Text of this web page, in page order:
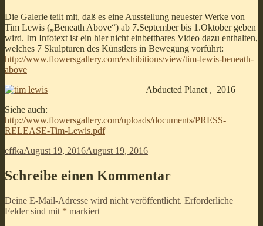
Die Galerie teilt mit, daß es eine Ausstellung neuester Werke von
Tim Lewis („Beneath Above“) ab 7.September bis 1.Oktober geben
wird. Im Infotext ist ein hier nicht einbettbares Video dazu enthalten,
welches 7 Skulpturen des Künstlers in Bewegung vorführt:
http://www.flowersgallery.com/exhibitions/view/tim-lewis-beneath-
above
Abducted Planet , 2016
Siehe auch:
http://www.flowersgallery.com/uploads/documents/PRESS-
RELEASE-Tim-Lewis.pdf
Autor
effkaVeröffentlicht
August 19, 2016August 19, 2016
Schreibe einen Kommentar
Deine E-Mail-Adresse wird nicht veröffentlicht. Erforderliche
Felder sind mit * markiert